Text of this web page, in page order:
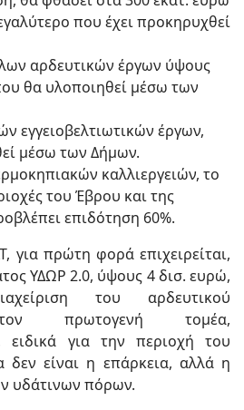
που έχει προκηρυχθεί
αρδευτικών έργων ύψους
θα υλοποιηθεί μέσω των
εγγειοβελτιωτικών έργων,
μέσω των Δήμων.
καλλιεργειών, το
του Έβρου και της
επιδότηση 60%.
για πρώτη φορά επιχειρείται,
ΥΔΩΡ 2.0, ύψους 4 δισ. ευρώ,
του αρδευτικού
πρωτογενή τομέα,
ειδικά για την περιοχή του
είναι η επάρκεια, αλλά η
υδάτινων πόρων.